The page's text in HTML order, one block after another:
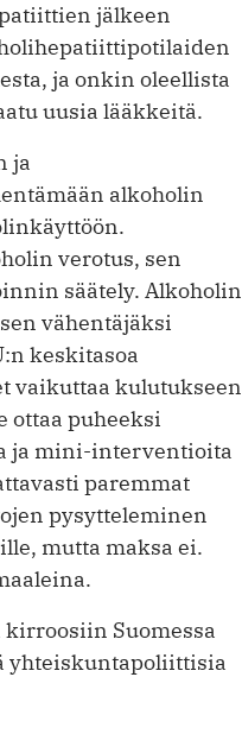
jälkeen
ja onkin oleellista
uusia lääkkeitä.
ja
alkoholin
verotus, sen
säätely. Alkoholin
vähentäjäksi
keskitasoa
vaikuttaa kulutukseen
ottaa puheeksi
ja mini-interventioita
paremmat
pysytteleminen
mutta maksa ei.
Suomessa
yhteiskuntapoliittisia